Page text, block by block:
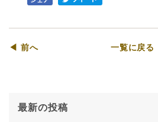
◀ 前へ 一覧に戻る
最新の投稿